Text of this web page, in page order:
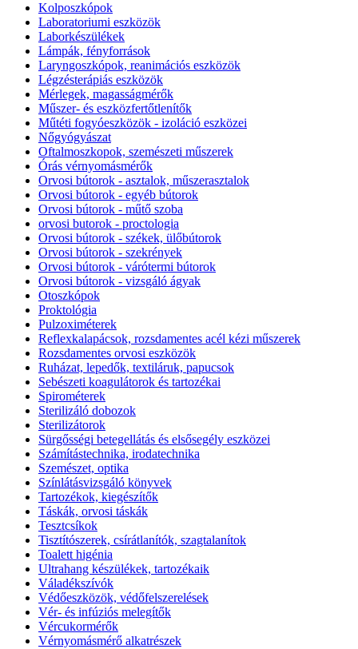
Kolposzkópok
Laboratoriumi eszközök
Laborkészülékek
Lámpák, fényforrások
Laryngoszkópok, reanimációs eszközök
Légzésterápiás eszközök
Mérlegek, magasságmérők
Műszer- és eszközfertőtlenítők
Műtéti fogyóeszközök - izoláció eszközei
Nőgyógyászat
Oftalmoszkopok, szemészeti műszerek
Órás vérnyomásmérők
Orvosi bútorok - asztalok, műszerasztalok
Orvosi bútorok - egyéb bútorok
Orvosi bútorok - műtő szoba
orvosi butorok - proctologia
Orvosi bútorok - székek, ülőbútorok
Orvosi bútorok - szekrények
Orvosi bútorok - várótermi bútorok
Orvosi bútorok - vizsgáló ágyak
Otoszkópok
Proktológia
Pulzoximéterek
Reflexkalapácsok, rozsdamentes acél kézi műszerek
Rozsdamentes orvosi eszközök
Ruházat, lepedők, textiláruk, papucsok
Sebészeti koagulátorok és tartozékai
Spirométerek
Sterilizáló dobozok
Sterilizátorok
Sürgősségi betegellátás és elsősegély eszközei
Számítástechnika, irodatechnika
Szemészet, optika
Színlátásvizsgáló könyvek
Tartozékok, kiegészítők
Táskák, orvosi táskák
Tesztcsíkok
Tisztítószerek, csírátlanítók, szagtalanítok
Toalett higénia
Ultrahang készülékek, tartozékaik
Váladékszívók
Védőeszközök, védőfelszerelések
Vér- és infúziós melegítők
Vércukormérők
Vérnyomásmérő alkatrészek